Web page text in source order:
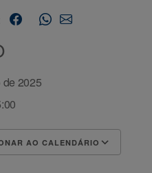
de 2025
AO CALENDÁRIO